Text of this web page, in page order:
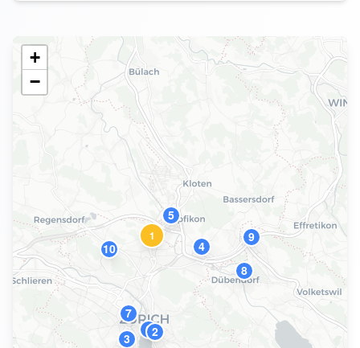
1
2
3
4
5
6
7
8
9
10
+
−